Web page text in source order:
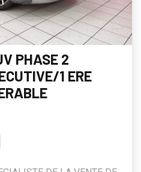
PHASE 2
1 ERE